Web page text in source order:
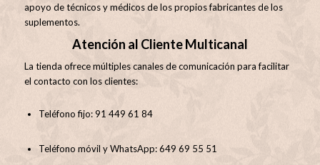
apoyo de técnicos y médicos de los propios fabricantes de los
suplementos.
Atención al Cliente Multicanal
La tienda ofrece múltiples canales de comunicación para facilitar
el contacto con los clientes:
Teléfono fijo: 91 449 61 84
Teléfono móvil y WhatsApp: 649 69 55 51